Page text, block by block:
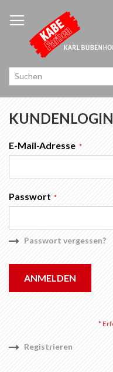
Inhalt
springen
KUNDENLOGIN
E-Mail-Adresse
Passwort
ANMELDEN
Passwort vergessen?
Registrieren